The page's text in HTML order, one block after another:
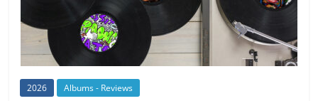
2026 Albums - Reviews